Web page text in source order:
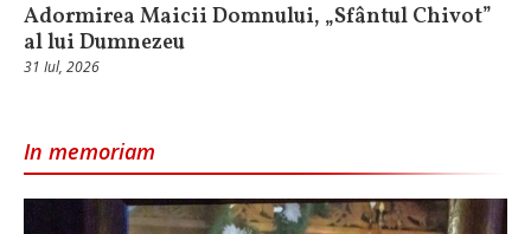
Adormirea Maicii Domnului, „Sfântul Chivot”
al lui Dumnezeu
31 Iul, 2026
In memoriam